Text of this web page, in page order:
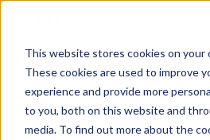
This website stores cookies on your
These cookies are used to improve
experience and provide more
to you, both on this website and
media. To find out more about the
Salute